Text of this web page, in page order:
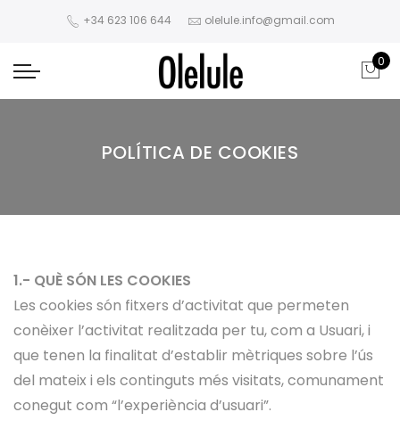
+34 623 106 644 olelule.info@gmail.com
0
POLÍTICA DE COOKIES
1.- QUÈ SÓN LES COOKIES
Les cookies són fitxers d’activitat que permeten
conèixer l’activitat realitzada per tu, com a Usuari, i
que tenen la finalitat d’establir mètriques sobre l’ús
del mateix i els continguts més visitats, comunament
conegut com “l’experiència d’usuari”.